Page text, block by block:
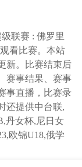
联赛 : 佛罗里
看比赛。本站
新。比赛结束后
赛事结果、赛事
事直播，比赛录
还提供中台联,
丹女杯,尼日女
欧锦U18,俄学